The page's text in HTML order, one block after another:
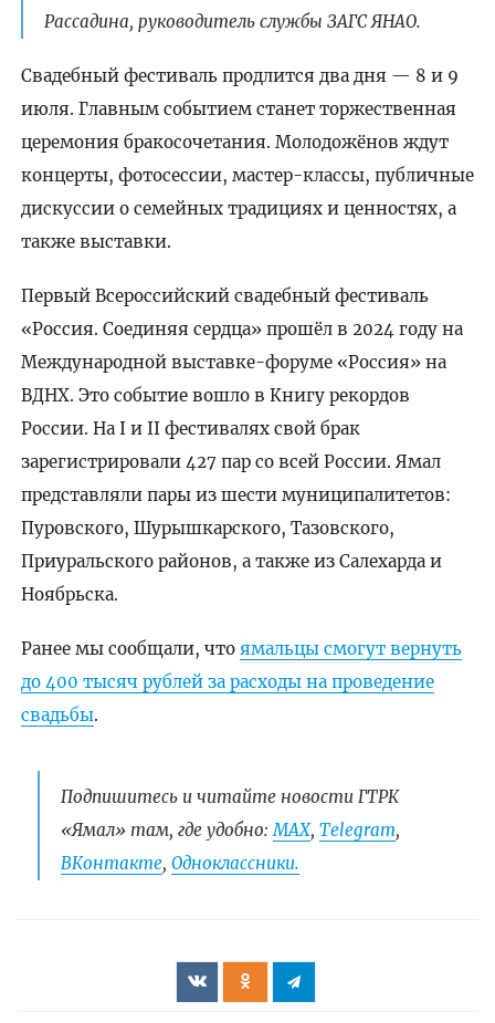
Рассадина, руководитель службы ЗАГС ЯНАО.
Свадебный фестиваль продлится два дня — 8 и 9
июля. Главным событием станет торжественная
церемония бракосочетания. Молодожёнов ждут
концерты, фотосессии, мастер-классы, публичные
дискуссии о семейных традициях и ценностях, а
также выставки.
Первый Всероссийский свадебный фестиваль
«Россия. Соединяя сердца» прошёл в 2024 году на
Международной выставке-форуме «Россия» на
ВДНХ. Это событие вошло в Книгу рекордов
России. На I и II фестивалях свой брак
зарегистрировали 427 пар со всей России. Ямал
представляли пары из шести муниципалитетов:
Пуровского, Шурышкарского, Тазовского,
Приуральского районов, а также из Салехарда и
Ноябрьска.
Ранее мы сообщали, что ямальцы смогут вернуть
до 400 тысяч рублей за расходы на проведение
свадьбы.
Подпишитесь и читайте новости ГТРК
«Ямал» там, где удобно:МАХ, Telegram,
ВКонтакте, Одноклассники.